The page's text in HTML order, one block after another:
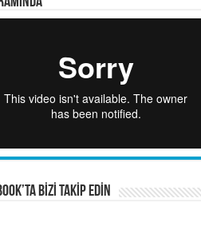
BİZİ TAKİP EDİN